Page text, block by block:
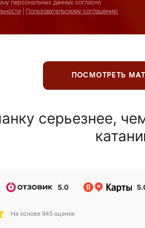
персональных данных согласно
Пользовательскому соглашению
ПОСМОТРЕТЬ
серьезнее,
5.0
На основе 945 оценок